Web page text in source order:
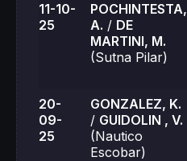
11-10-
25
POCHINTESTA,
A. / DE
MARTINI, M.
(Sutna Pilar)
20-
09-
25
GONZALEZ, K.
/ GUIDOLIN , V.
(Nautico
Escobar)